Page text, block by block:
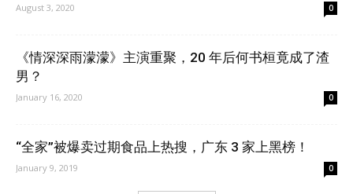
August 3, 2020 0
《情深深雨濛濛》主演重聚，20 年后何书桓竟成了渣
男？
January 16, 2020 0
“全家”被爆卖过期食品上热搜，广东 3 家上黑榜！
January 9, 2019 0